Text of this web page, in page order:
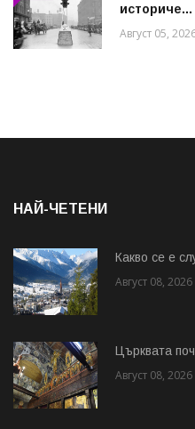
историче...
Август 05,
НАЙ-ЧЕТЕНИ
Какво се е
Август 08, 2026
Църквата
Август 08, 2026